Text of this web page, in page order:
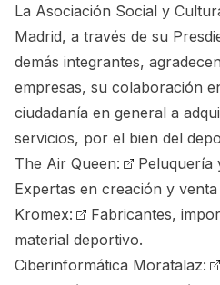
La Asociación Social y
Madrid, a través de su
demás integrantes,
empresas, su colaboración
ciudadanía en general a
servicios, por el bien del
The Air Queen:
Peluquería
Expertas en creación y
Kromex:
Fabricantes,
material deportivo.
Ciberinformática Moratalaz: